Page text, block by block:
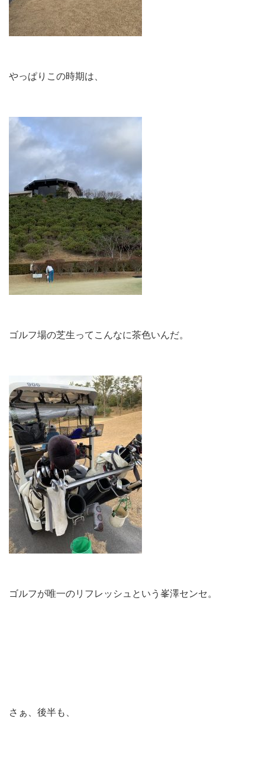
やっぱりこの時期は、
ゴルフ場の芝生ってこんなに茶色いんだ。
ゴルフが唯一のリフレッシュという峯澤センセ。
さぁ、後半も、